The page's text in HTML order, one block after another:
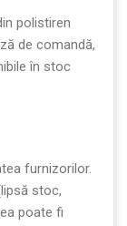
polistiren
de comandă,
în stoc
furnizorilor.
stoc,
poate fi